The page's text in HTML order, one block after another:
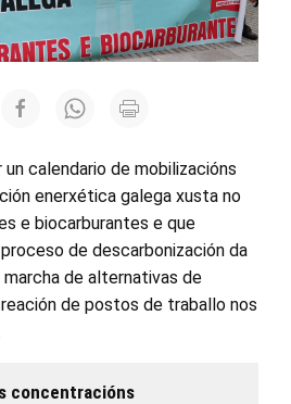
un calendario de mobilizacións
enerxética galega xusta no
e biocarburantes e que
de descarbonización da
de alternativas de
de postos de traballo nos
concentracións